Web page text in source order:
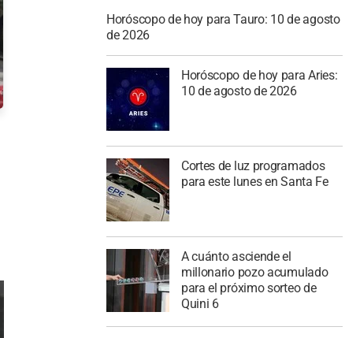
Horóscopo de hoy para Tauro: 10 de agosto
de 2026
Horóscopo de hoy para Aries:
10 de agosto de 2026
Cortes de luz programados
para este lunes en Santa Fe
A cuánto asciende el
millonario pozo acumulado
para el próximo sorteo de
Quini 6